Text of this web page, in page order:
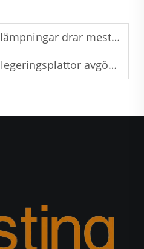
mest nytta av användning av rena titanplattor?
avgörande inom flygteknik?